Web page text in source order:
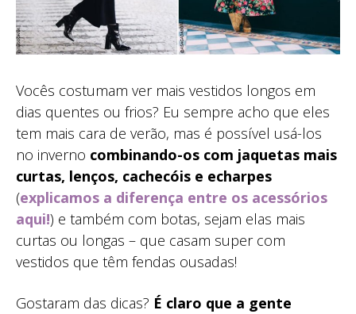
Vocês costumam ver mais vestidos longos em
dias quentes ou frios? Eu sempre acho que eles
tem mais cara de verão, mas é possível usá-los
no inverno combinando-os com jaquetas mais
curtas, lenços, cachecóis e echarpes
(explicamos a diferença entre os acessórios
aqui!) e também com botas, sejam elas mais
curtas ou longas – que casam super com
vestidos que têm fendas ousadas!
Gostaram das dicas? É claro que a gente